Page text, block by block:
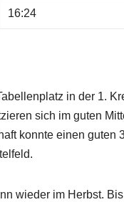
16:24
in der 1.
sich im guten
konnte einen
wieder im Herbst.